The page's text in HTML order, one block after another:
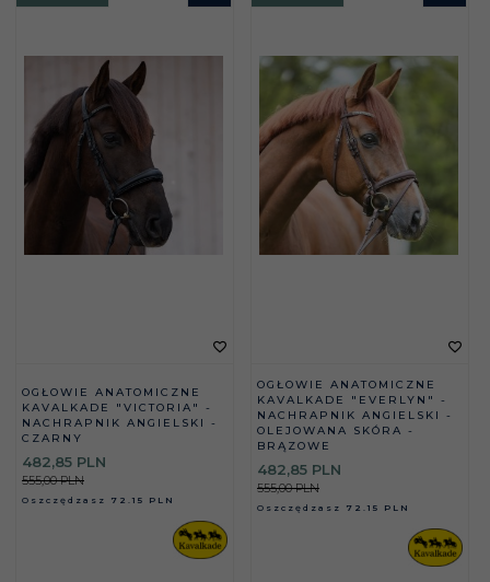
OGŁOWIE ANATOMICZNE
KAVALKADE "VICTORIA" -
NACHRAPNIK ANGIELSKI -
CZARNY
482,85 PLN
555,00 PLN
Oszczędzasz 72.15 PLN
OGŁOWIE ANATOMICZNE
KAVALKADE "EVERLYN" -
NACHRAPNIK ANGIELSKI -
OLEJOWANA SKÓRA -
BRĄZOWE
482,85 PLN
555,00 PLN
Oszczędzasz 72.15 PLN